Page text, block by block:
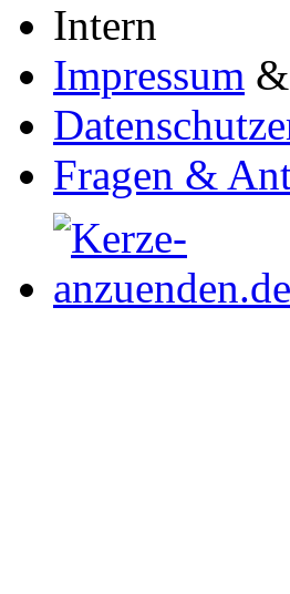
Intern
Impressum &
Fragen &